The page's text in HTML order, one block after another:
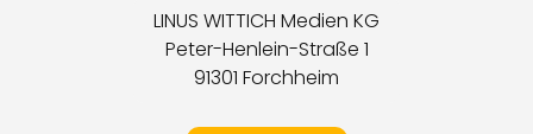
LINUS WITTICH Medien KG
Peter-Henlein-Straße 1
91301 Forchheim